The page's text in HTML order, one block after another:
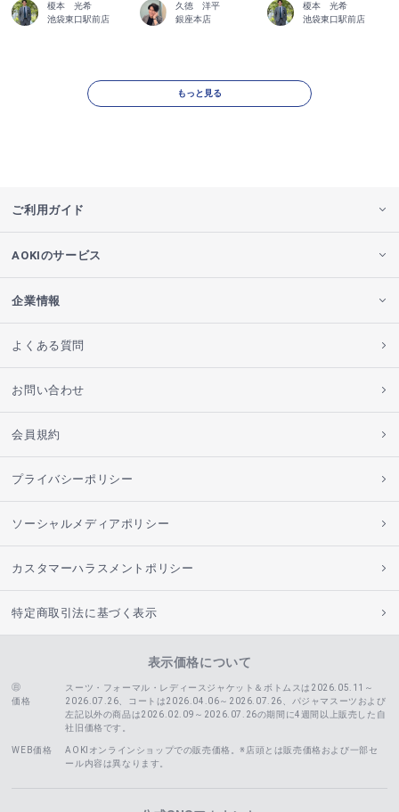
榎本 光希
池袋東口駅前店
久徳 洋平
銀座本店
榎本 光希
池袋東口駅前店
もっと見る
ご利用ガイド
AOKIのサービス
企業情報
よくある質問
お問い合わせ
会員規約
プライバシーポリシー
ソーシャルメディアポリシー
カスタマーハラスメントポリシー
特定商取引法に基づく表示
表示価格について
価格
スーツ・フォーマル・レディースジャケット＆ボトムスは2026.05.11～
2026.07.26、コートは2026.04.06～2026.07.26、
パジャマスーツおよび
左記以外の商品は2026.02.09～2026.07.26の期間に4週間以上販売した自
社旧価格です。
WEB価格
AOKIオンラインショップでの販売価格。※店頭とは販売価格および一部セ
ール内容は異なります。